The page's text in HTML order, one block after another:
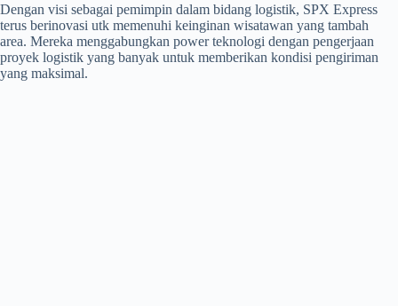
Dengan visi sebagai pemimpin dalam bidang logistik, SPX Express
terus berinovasi utk memenuhi keinginan wisatawan yang tambah
area. Mereka menggabungkan power teknologi dengan pengerjaan
proyek logistik yang banyak untuk memberikan kondisi pengiriman
yang maksimal.